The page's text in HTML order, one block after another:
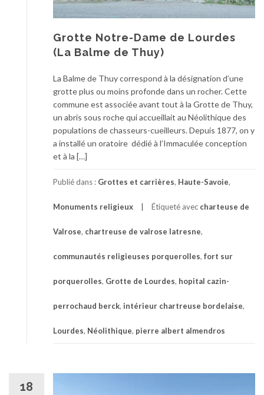
Grotte Notre-Dame de Lourdes
(La Balme de Thuy)
La Balme de Thuy correspond à la désignation d’une
grotte plus ou moins profonde dans un rocher. Cette
commune est associée avant tout à la Grotte de Thuy,
un abris sous roche qui accueillait au Néolithique des
populations de chasseurs-cueilleurs. Depuis 1877, on y
a installé un oratoire dédié à l’Immaculée conception
et à la […]
Publié dans : Grottes et carrières, Haute-Savoie,
Monuments religieux Étiqueté avec charteuse de
Valrose, chartreuse de valrose latresne,
communautés religieuses porquerolles, fort sur
porquerolles, Grotte de Lourdes, hopital cazin-
perrochaud berck, intérieur chartreuse bordelaise,
Lourdes, Néolithique, pierre albert almendros
18